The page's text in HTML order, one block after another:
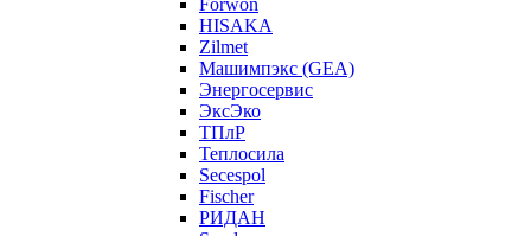
Forwon
HISAKA
Zilmet
Машимпэкс (GEA)
Энергосервис
ЭксЭко
ТПлР
Теплосила
Secespol
Fischer
РИДАН